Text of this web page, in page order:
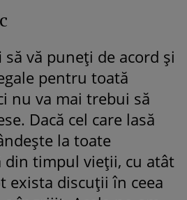
vă puneți de acord și
pentru toată
nu va mai trebui să
Dacă cel care lasă
la toate
din timpul vieții, cu atât
exista discuții în ceea